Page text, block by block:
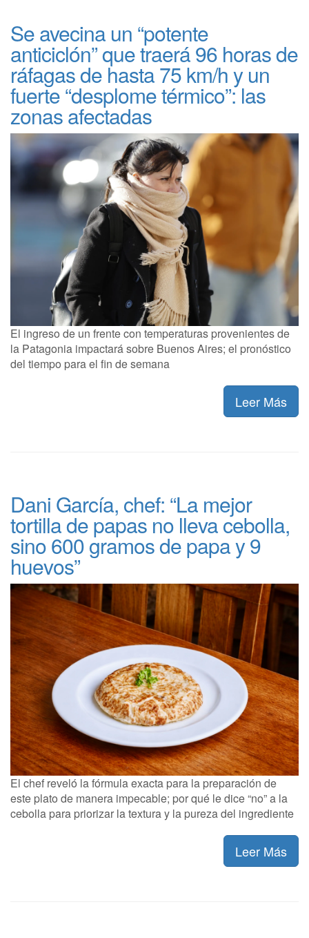
Se avecina un “potente
anticiclón” que traerá 96 horas de
ráfagas de hasta 75 km/h y un
fuerte “desplome térmico”: las
zonas afectadas
El ingreso de un frente con temperaturas provenientes de
la Patagonia impactará sobre Buenos Aires; el pronóstico
del tiempo para el fin de semana
Leer Más
Dani García, chef: “La mejor
tortilla de papas no lleva cebolla,
sino 600 gramos de papa y 9
huevos”
El chef reveló la fórmula exacta para la preparación de
este plato de manera impecable; por qué le dice “no” a la
cebolla para priorizar la textura y la pureza del ingrediente
Leer Más